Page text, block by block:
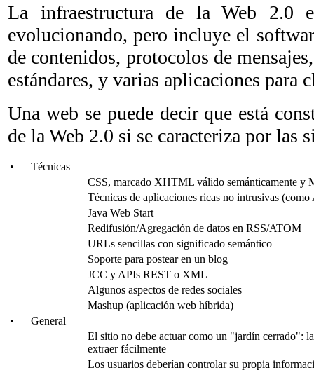
La infraestructura de la Web 2.0
evolucionando, pero incluye el
de contenidos, protocolos de
estándares, y varias aplicaciones para
Una web se puede decir que está
de la Web 2.0 si se caracteriza por las
•
Técnicas
CSS, marcado XHTML válido semánticamente y
Técnicas de aplicaciones ricas no intrusivas
Java Web Start
Redifusión/Agregación de datos en RSS/ATOM
URLs sencillas con significado semántico
Soporte para postear en un blog
JCC y APIs REST o XML
Algunos aspectos de redes sociales
Mashup (aplicación web híbrida)
•
General
El sitio no debe actuar como un "jardín cerrado":
extraer fácilmente
Los usuarios deberían controlar su propia